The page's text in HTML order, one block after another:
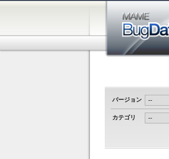
バージョン
カテゴリ